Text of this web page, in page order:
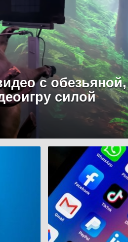
с обезьяной,
силой